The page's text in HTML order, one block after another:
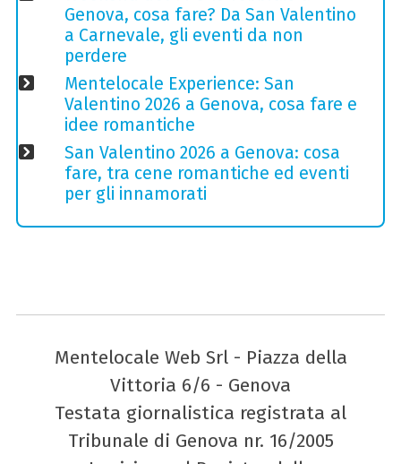
Genova, cosa fare? Da San Valentino
a Carnevale, gli eventi da non
perdere
Mentelocale Experience: San
Valentino 2026 a Genova, cosa fare e
idee romantiche
San Valentino 2026 a Genova: cosa
fare, tra cene romantiche ed eventi
per gli innamorati
Mentelocale Web Srl - Piazza della
Vittoria 6/6 - Genova
Testata giornalistica registrata al
Tribunale di Genova nr. 16/2005